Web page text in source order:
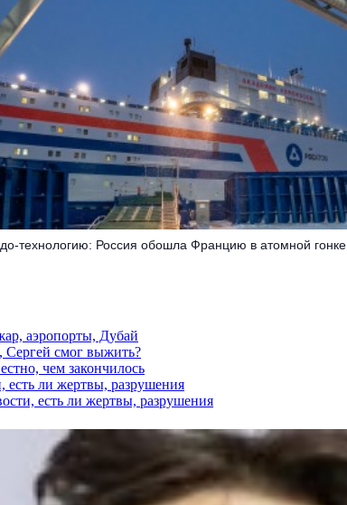
технологию: Россия обошла Францию в атомной гонке
аэропорты, Дубай
Сергей смог выжить?
чем закончилось
есть ли жертвы, разрушения
есть ли жертвы, разрушения